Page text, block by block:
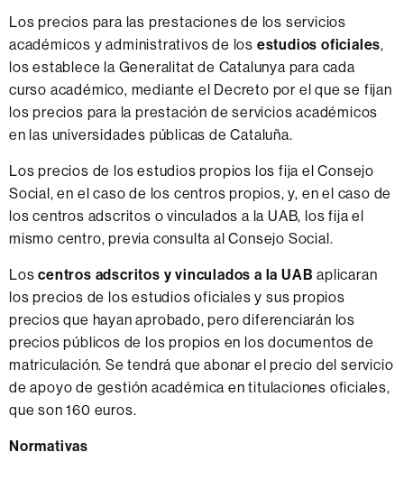
Los precios para las prestaciones de los servicios
académicos y administrativos de los estudios oficiales,
los establece la Generalitat de Catalunya para cada
curso académico, mediante el Decreto por el que se fijan
los precios para la prestación de servicios académicos
en las universidades públicas de Cataluña.
Los precios de los estudios propios los fija el Consejo
Social, en el caso de los centros propios, y, en el caso de
los centros adscritos o vinculados a la UAB, los fija el
mismo centro, previa consulta al Consejo Social.
Los centros adscritos y vinculados a la UAB aplicaran
los precios de los estudios oficiales y sus propios
precios que hayan aprobado, pero diferenciarán los
precios públicos de los propios en los documentos de
matriculación. Se tendrá que abonar el precio del servicio
de apoyo de gestión académica en titulaciones oficiales,
que son 160 euros.
Normativas